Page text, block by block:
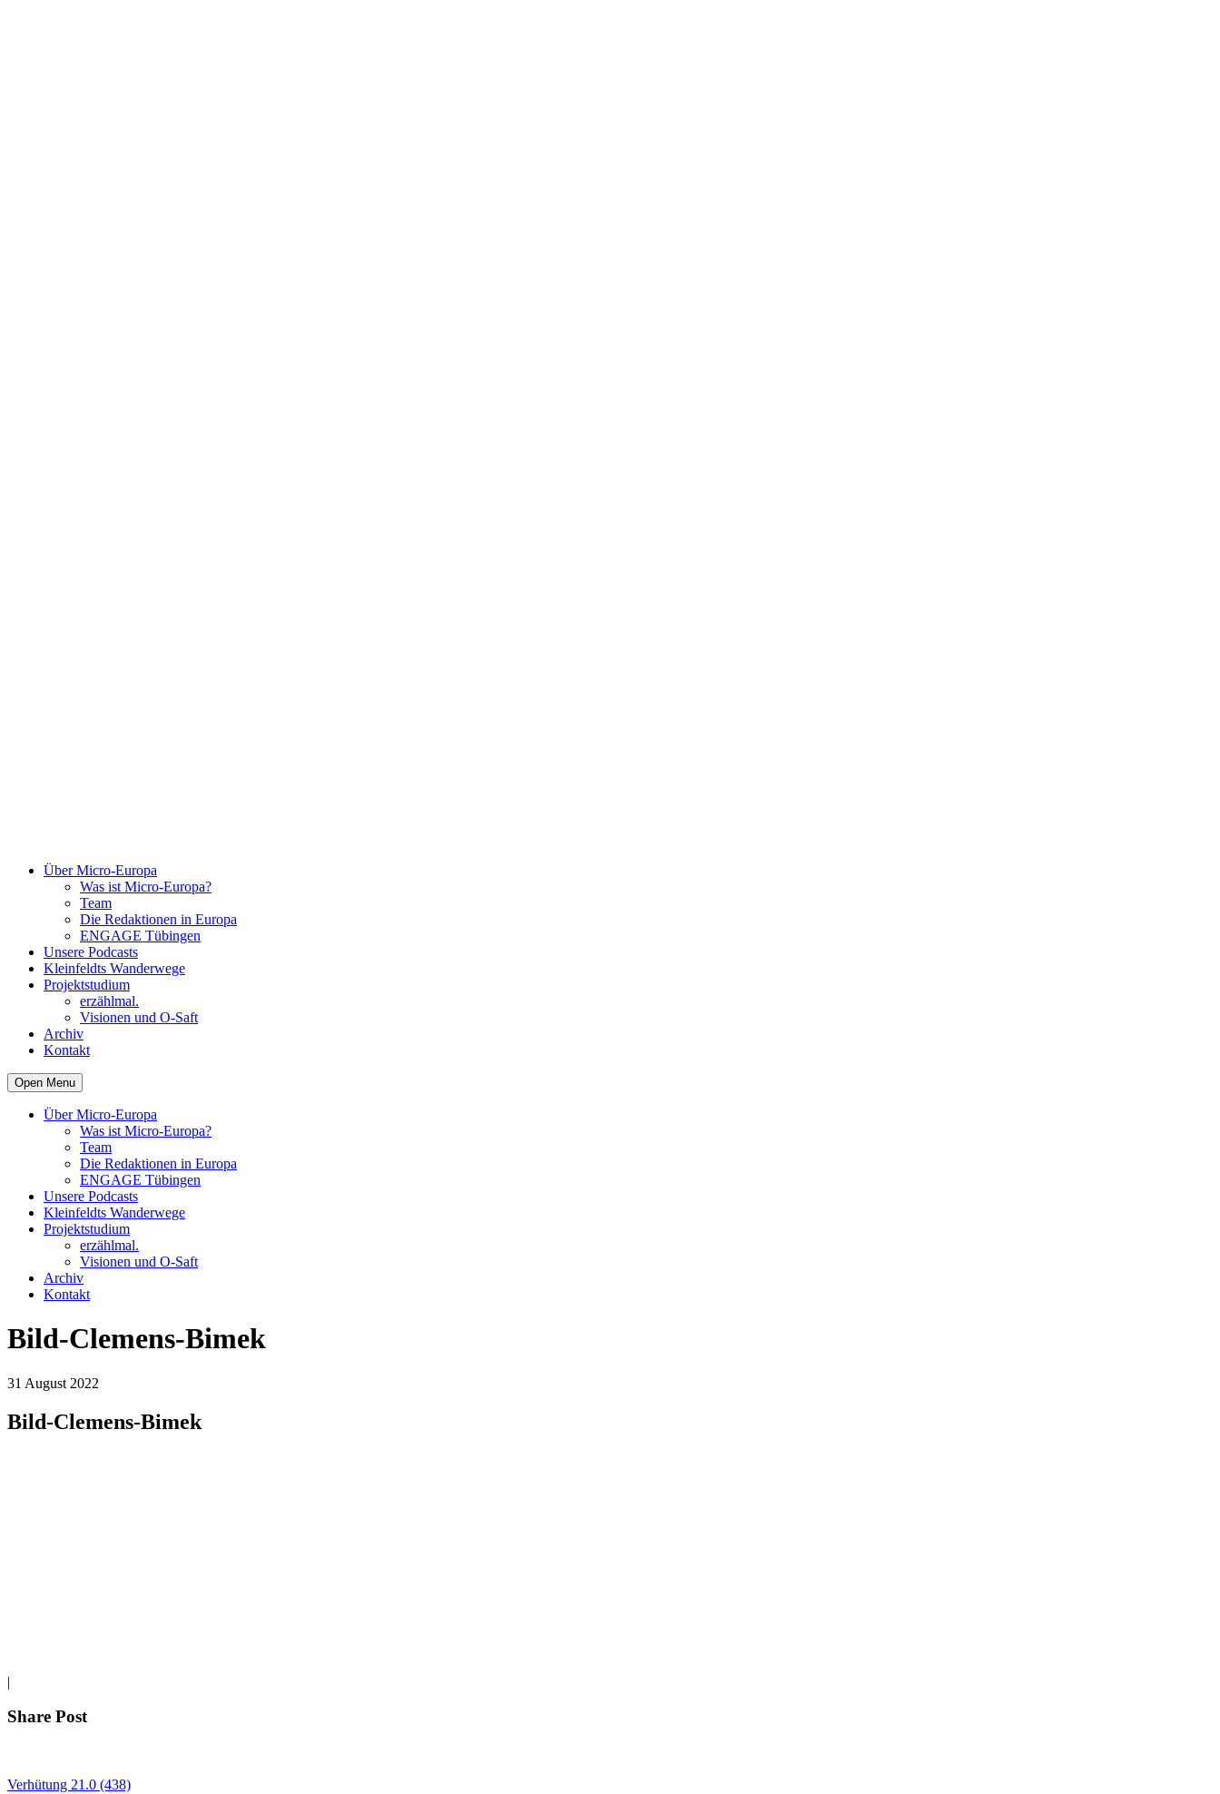
Über Micro-Europa
Was ist Micro-Europa?
Team
Die Redaktionen in Europa
ENGAGE Tübingen
Unsere Podcasts
Kleinfeldts Wanderwege
Projektstudium
erzählmal.
Visionen und O-Saft
Archiv
Kontakt
Open Menu
Über Micro-Europa
Was ist Micro-Europa?
Team
Die Redaktionen in Europa
ENGAGE Tübingen
Unsere Podcasts
Kleinfeldts Wanderwege
Projektstudium
erzählmal.
Visionen und O-Saft
Archiv
Kontakt
Bild-Clemens-Bimek
31 August 2022
Bild-Clemens-Bimek
|
Share Post
Verhütung 21.0 (438)